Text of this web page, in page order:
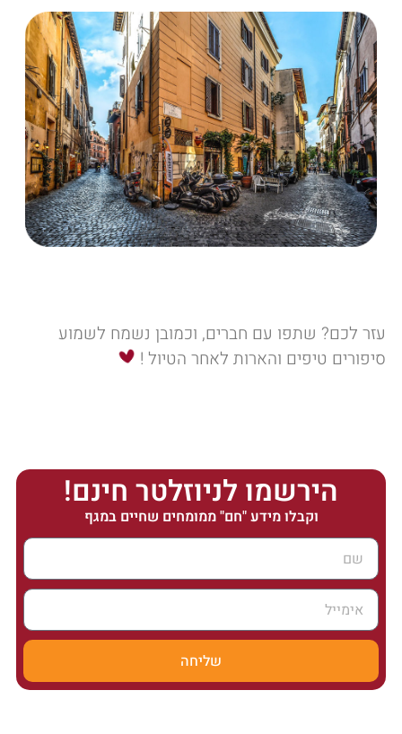
עזר לכם? שתפו עם חברים, וכמובן נשמח לשמוע
סיפורים טיפים והארות לאחר הטיול !
הירשמו לניוזלטר חינם!
וקבלו מידע "חם" ממומחים שחיים במגף
שליחה